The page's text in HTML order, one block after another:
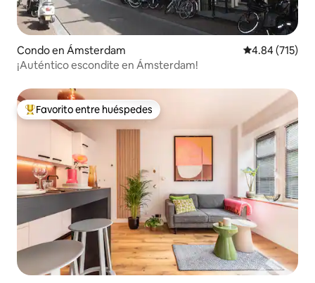
Condo en Ámsterdam Calificación
4.84 (715)
¡Auténtico escondite en Ámsterdam!
Favorito entre huéspedes preferido
Favorito entre huéspedes